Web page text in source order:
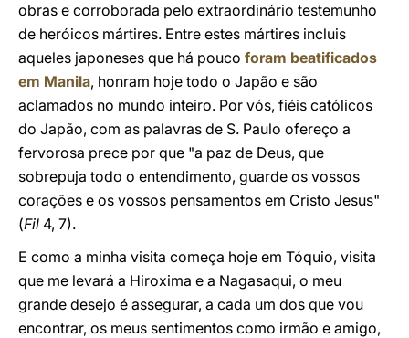
obras e corroborada pelo extraordinário testemunho
de heróicos mártires. Entre estes mártires incluis
aqueles japoneses que há pouco foram beatificados
em Manila, honram hoje todo o Japão e são
aclamados no mundo inteiro. Por vós, fiéis católicos
do Japão, com as palavras de S. Paulo ofereço a
fervorosa prece por que "a paz de Deus, que
sobrepuja todo o entendimento, guarde os vossos
corações e os vossos pensamentos em Cristo Jesus"
(Fil 4, 7).
E como a minha visita começa hoje em Tóquio, visita
que me levará a Hiroxima e a Nagasaqui, o meu
grande desejo é assegurar, a cada um dos que vou
encontrar, os meus sentimentos como irmão e amigo,